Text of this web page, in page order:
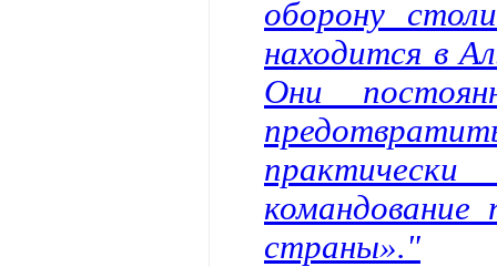
оборону
находится в
Они
практически
командование
страны»."